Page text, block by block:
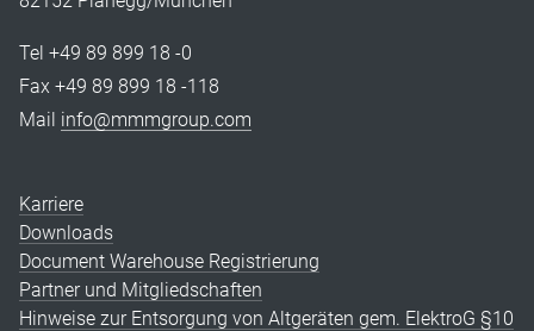
Tel +49 89 899 18 -0
Fax +49 89 899 18 -118
Mail info@mmmgroup.com
Karriere
Downloads
Document Warehouse Registrierung
Partner und Mitgliedschaften
Hinweise zur Entsorgung von Altgeräten gem. ElektroG §10